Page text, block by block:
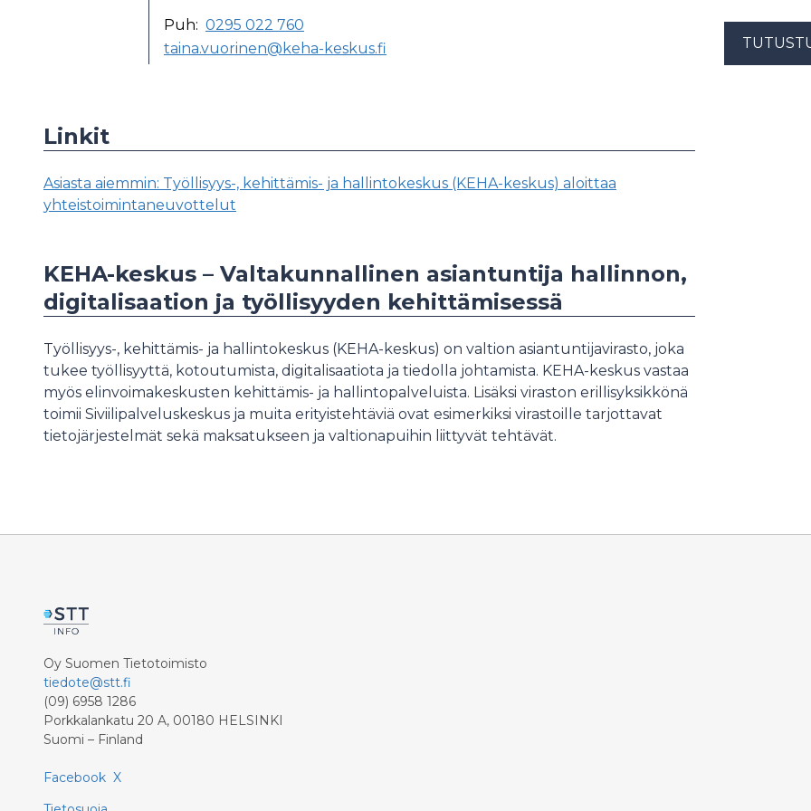
Puh: 0295 022 760
taina.vuorinen@keha-keskus.fi
Linkit
Asiasta aiemmin: Työllisyys-, kehittämis- ja hallintokeskus (KEHA-keskus) aloittaa
yhteistoimintaneuvottelut
KEHA-keskus – Valtakunnallinen asiantuntija hallinnon,
digitalisaation ja työllisyyden kehittämisessä
Työllisyys-, kehittämis- ja hallintokeskus (KEHA-keskus) on valtion asiantuntijavirasto, joka
tukee työllisyyttä, kotoutumista, digitalisaatiota ja tiedolla johtamista. KEHA-keskus vastaa
myös elinvoimakeskusten kehittämis- ja hallintopalveluista. Lisäksi viraston erillisyksikkönä
toimii Siviilipalveluskeskus ja muita erityistehtäviä ovat esimerkiksi virastoille tarjottavat
tietojärjestelmät sekä maksatukseen ja valtionapuihin liittyvät tehtävät.
Oy Suomen Tietotoimisto
tiedote@stt.fi
(09) 6958 1286
Porkkalankatu 20 A, 00180 HELSINKI
Suomi – Finland
Facebook X